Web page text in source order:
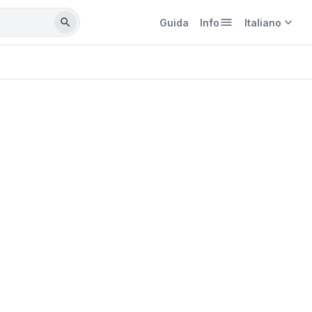
search Guida Infomenu Italiano expand_more